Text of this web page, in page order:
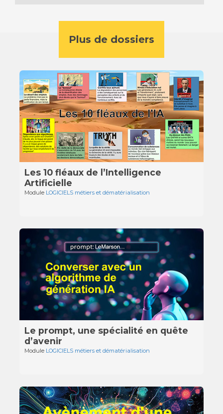
Plus de dossiers
Les 10 fléaux de l’Intelligence
Artificielle
Module LOGICIELS métiers et dématérialisation
Le prompt, une spécialité en quête
d’avenir
Module LOGICIELS métiers et dématérialisation